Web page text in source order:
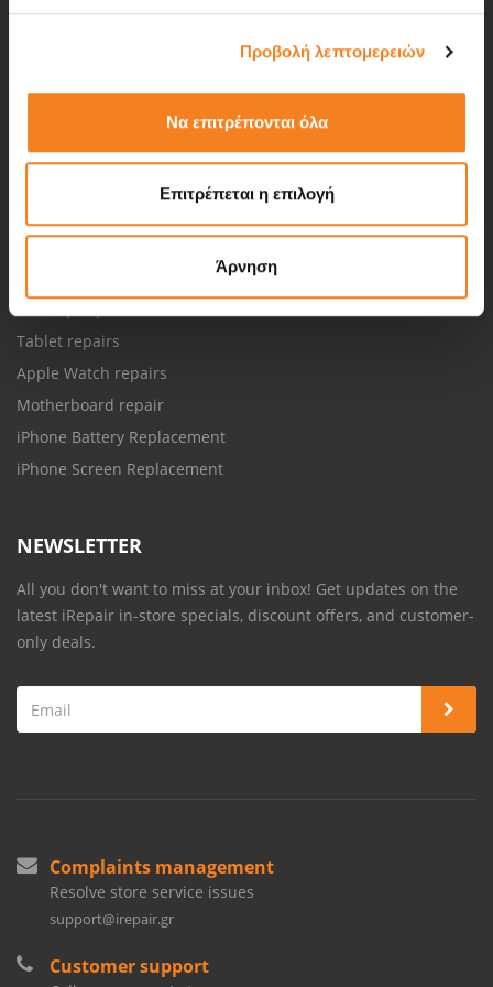
Προβολή λεπτομερειών
Να επιτρέπονται όλα
Επιτρέπεται η επιλογή
Άρνηση
Repair Terms & Conditions
Smartphone repairs
Tablet repairs
Apple Watch repairs
Motherboard repair
iPhone Battery Replacement
iPhone Screen Replacement
NEWSLETTER
All you don't want to miss at your inbox! Get updates on the
latest iRepair in-store specials, discount offers, and customer-
only deals.
Complaints management
Resolve store service issues
support@irepair.gr
Customer support